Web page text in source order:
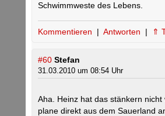
Schwimmweste des Lebens.
Kommentieren | Antworten | ⇑
#60 Stefan
31.03.2010 um 08:54 Uhr
Aha. Heinz hat das stänkern nicht
plane direkt aus dem Sauerland